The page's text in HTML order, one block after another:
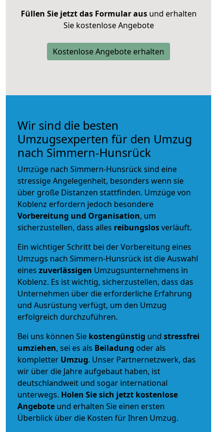
Füllen Sie jetzt das Formular ausund erhalten
Sie kostenlose Angebote
Kostenlose Angebote erhalten
Wir sind die besten
Umzugsexperten für den Umzug
nach Simmern-Hunsrück
Umzüge nach Simmern-Hunsrück sind eine
stressige Angelegenheit, besonders wenn sie
über große Distanzen stattfinden. Umzüge von
Koblenz erfordern jedoch besondere
Vorbereitung und Organisation, um
sicherzustellen, dass alles reibungslosverläuft.
Ein wichtiger Schritt bei der Vorbereitung eines
Umzugs nach Simmern-Hunsrück ist die Auswahl
eines zuverlässigen Umzugsunternehmens in
Koblenz. Es ist wichtig, sicherzustellen, dass das
Unternehmen über die erforderliche Erfahrung
und Ausrüstung verfügt, um den Umzug
erfolgreich durchzuführen.
Bei uns können Sie kostengünstig und stressfrei
umziehen, sei es als Beiladung oder als
kompletter Umzug. Unser Partnernetzwerk, das
wir über die Jahre aufgebaut haben, ist
deutschlandweit und sogar international
unterwegs. Holen Sie sich jetzt kostenlose
Angebote und erhalten Sie einen ersten
Überblick über die Kosten für Ihren Umzug.